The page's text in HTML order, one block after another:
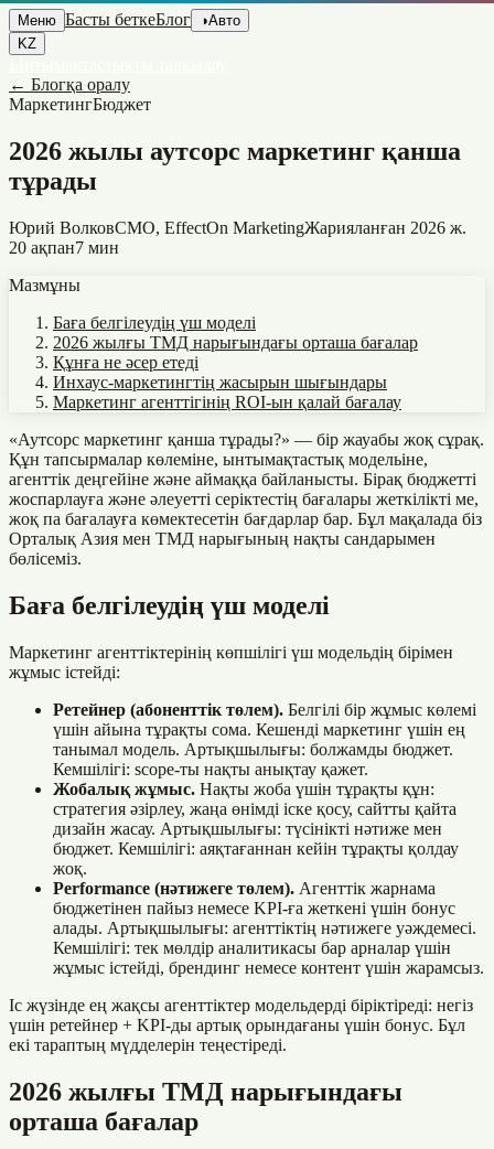
Меню Басты беткеБлог ◑Авто
KZ
← Блогқа оралу
МаркетингБюджет
2026 жылы аутсорс маркетинг қанша
тұрады
Юрий ВолковCMO, EffectOn MarketingЖарияланған 2026 ж.
20 ақпан7 мин
Мазмұны
Баға белгілеудің үш моделі
2026 жылғы ТМД нарығындағы орташа бағалар
Құнға не әсер етеді
Инхаус-маркетингтің жасырын шығындары
Маркетинг агенттігінің ROI-ын қалай бағалау
«Аутсорс маркетинг қанша тұрады?» — бір жауабы жоқ сұрақ.
Құн тапсырмалар көлеміне, ынтымақтастық модельіне,
агенттік деңгейіне және аймаққа байланысты. Бірақ бюджетті
жоспарлауға және әлеуетті серіктестің бағалары жеткілікті ме,
жоқ па бағалауға көмектесетін бағдарлар бар. Бұл мақалада біз
Орталық Азия мен ТМД нарығының нақты сандарымен
бөлісеміз.
Баға белгілеудің үш моделі
Маркетинг агенттіктерінің көпшілігі үш модельдің бірімен
жұмыс істейді:
Ретейнер (абоненттік төлем). Белгілі бір жұмыс көлемі
үшін айына тұрақты сома. Кешенді маркетинг үшін ең
танымал модель. Артықшылығы: болжамды бюджет.
Кемшілігі: scope-ты нақты анықтау қажет.
Жобалық жұмыс. Нақты жоба үшін тұрақты құн:
стратегия әзірлеу, жаңа өнімді іске қосу, сайтты қайта
дизайн жасау. Артықшылығы: түсінікті нәтиже мен
бюджет. Кемшілігі: аяқтағаннан кейін тұрақты қолдау
жоқ.
Performance (нәтижеге төлем). Агенттік жарнама
бюджетінен пайыз немесе KPI-ға жеткені үшін бонус
алады. Артықшылығы: агенттіктің нәтижеге уәждемесі.
Кемшілігі: тек мөлдір аналитикасы бар арналар үшін
жұмыс істейді, брендинг немесе контент үшін жарамсыз.
Іс жүзінде ең жақсы агенттіктер модельдерді біріктіреді: негіз
үшін ретейнер + KPI-ды артық орындағаны үшін бонус. Бұл
екі тараптың мүдделерін теңестіреді.
2026 жылғы ТМД нарығындағы
орташа бағалар